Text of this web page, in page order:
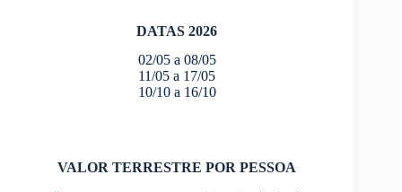
DATAS 2026
02/05 a 08/05
11/05 a 17/05
10/10 a 16/10
VALOR TERRESTRE POR PESSOA